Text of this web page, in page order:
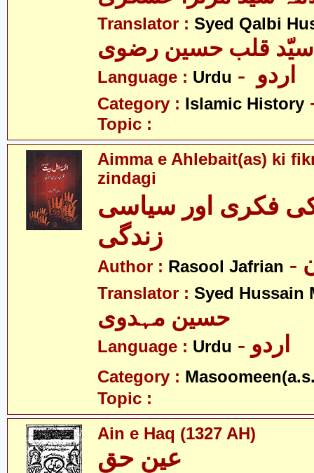
Translator : Syed Qalbi
Language : Urdu
Category : Islamic History
Topic :
Aimma e Ahlebait(as) ki
zindagi
کی فکری اور سیاسی
زندگی
Author : Rasool Jafrian
Translator : Syed Hussain
حسین مہدوی
Language : Urdu - اردو
Category :
Topic :
Ain e Haq (1327 AH)
عینِ حق